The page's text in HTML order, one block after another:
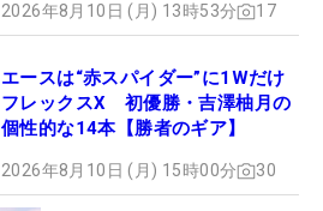
2026年8月10日 (月) 13時53分 17
エースは“赤スパイダー”に1Wだけ
フレックスX 初優勝・吉澤柚月の
個性的な14本【勝者のギア】
2026年8月10日 (月) 15時00分 30